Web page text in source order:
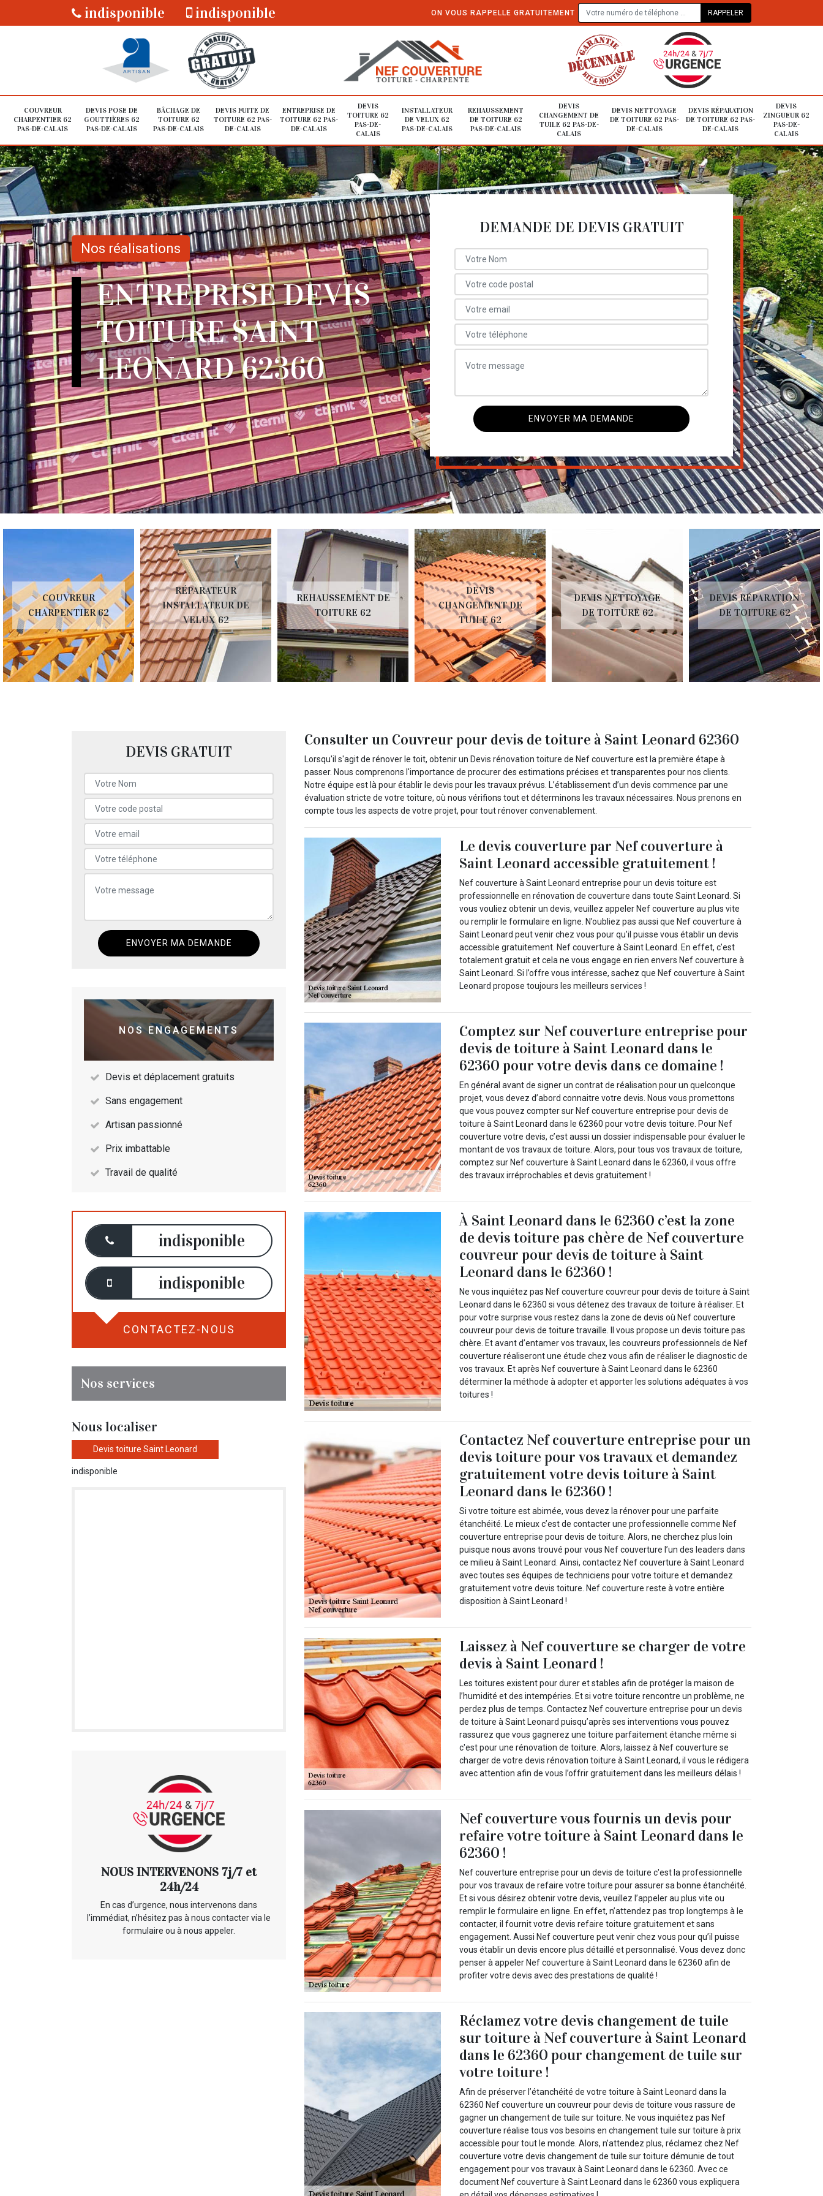
indisponible indisponible ON VOUS RAPPELLE GRATUITEMENT
COUVREUR
CHARPENTIER 62
PAS-DE-CALAIS
DEVIS POSE DE
GOUTTIÈRES 62
PAS-DE-CALAIS
BÂCHAGE DE
TOITURE 62
PAS-DE-CALAIS
DEVIS FUITE DE
TOITURE 62 PAS-
DE-CALAIS
ENTREPRISE DE
TOITURE 62 PAS-
DE-CALAIS
DEVIS
TOITURE 62
PAS-DE-
CALAIS
INSTALLATEUR
DE VELUX 62
PAS-DE-CALAIS
REHAUSSEMENT
DE TOITURE 62
PAS-DE-CALAIS
DEVIS
CHANGEMENT DE
TUILE 62 PAS-DE-
CALAIS
DEVIS NETTOYAGE
DE TOITURE 62 PAS-
DE-CALAIS
DEVIS RÉPARATION
DE TOITURE 62 PAS-
DE-CALAIS
DEVIS
ZINGUEUR 62
PAS-DE-
CALAIS
Nos réalisations
ENTREPRISE DEVIS
TOITURE SAINT
LEONARD 62360
DEMANDE DE DEVIS GRATUIT
COUVREUR
CHARPENTIER 62
RÉPARATEUR
INSTALLATEUR DE
VELUX 62
REHAUSSEMENT DE
TOITURE 62
DEVIS
CHANGEMENT DE
TUILE 62
DEVIS NETTOYAGE
DE TOITURE 62
DEVIS RÉPARATION
DE TOITURE 62
DEVIS GRATUIT
NOS ENGAGEMENTS
Devis et déplacement gratuits
Sans engagement
Artisan passionné
Prix imbattable
Travail de qualité
indisponible
indisponible
CONTACTEZ-NOUS
Nos services
Nous localiser
Devis toiture Saint Leonard
indisponible
NOUS INTERVENONS 7j/7 et
24h/24
En cas d’urgence, nous intervenons dans
l’immédiat, n’hésitez pas à nous contacter via le
formulaire ou à nous appeler.
Consulter un Couvreur pour devis de toiture à Saint Leonard 62360
Lorsqu'il s'agit de rénover le toit, obtenir un Devis rénovation toiture de Nef couverture est la première étape à
passer. Nous comprenons l'importance de procurer des estimations précises et transparentes pour nos clients.
Notre équipe est là pour établir le devis pour les travaux prévus. L’établissement d’un devis commence par une
évaluation stricte de votre toiture, où nous vérifions tout et déterminons les travaux nécessaires. Nous prenons en
compte tous les aspects de votre projet, pour tout rénover convenablement.
Le devis couverture par Nef couverture à
Saint Leonard accessible gratuitement !
Nef couverture à Saint Leonard entreprise pour un devis toiture est
professionnelle en rénovation de couverture dans toute Saint Leonard. Si
vous vouliez obtenir un devis, veuillez appeler Nef couverture au plus vite
ou remplir le formulaire en ligne. N’oubliez pas aussi que Nef couverture à
Saint Leonard peut venir chez vous pour qu’il puisse vous établir un devis
accessible gratuitement. Nef couverture à Saint Leonard. En effet, c’est
totalement gratuit et cela ne vous engage en rien envers Nef couverture à
Saint Leonard. Si l’offre vous intéresse, sachez que Nef couverture à Saint
Leonard propose toujours les meilleurs services !
Comptez sur Nef couverture entreprise pour
devis de toiture à Saint Leonard dans le
62360 pour votre devis dans ce domaine !
En général avant de signer un contrat de réalisation pour un quelconque
projet, vous devez d’abord connaitre votre devis. Nous vous promettons
que vous pouvez compter sur Nef couverture entreprise pour devis de
toiture à Saint Leonard dans le 62360 pour votre devis toiture. Pour Nef
couverture votre devis, c’est aussi un dossier indispensable pour évaluer le
montant de vos travaux de toiture. Alors, pour tous vos travaux de toiture,
comptez sur Nef couverture à Saint Leonard dans le 62360, il vous offre
des travaux irréprochables et devis gratuitement !
À Saint Leonard dans le 62360 c’est la zone
de devis toiture pas chère de Nef couverture
couvreur pour devis de toiture à Saint
Leonard dans le 62360 !
Ne vous inquiétez pas Nef couverture couvreur pour devis de toiture à Saint
Leonard dans le 62360 si vous détenez des travaux de toiture à réaliser. Et
pour votre surprise vous restez dans la zone de devis où Nef couverture
couvreur pour devis de toiture travaille. Il vous propose un devis toiture pas
chère. Et avant d’entamer vos travaux, les couvreurs professionnels de Nef
couverture réaliseront une étude chez vous afin de réaliser le diagnostic de
vos travaux. Et après Nef couverture à Saint Leonard dans le 62360
déterminer la méthode à adopter et apporter les solutions adéquates à vos
toitures !
Contactez Nef couverture entreprise pour un
devis toiture pour vos travaux et demandez
gratuitement votre devis toiture à Saint
Leonard dans le 62360 !
Si votre toiture est abimée, vous devez la rénover pour une parfaite
étanchéité. Le mieux c’est de contacter une professionnelle comme Nef
couverture entreprise pour devis de toiture. Alors, ne cherchez plus loin
puisque nous avons trouvé pour vous Nef couverture l’un des leaders dans
ce milieu à Saint Leonard. Ainsi, contactez Nef couverture à Saint Leonard
avec toutes ses équipes de techniciens pour votre toiture et demandez
gratuitement votre devis toiture. Nef couverture reste à votre entière
disposition à Saint Leonard !
Laissez à Nef couverture se charger de votre
devis à Saint Leonard !
Les toitures existent pour durer et stables afin de protéger la maison de
l’humidité et des intempéries. Et si votre toiture rencontre un problème, ne
perdez plus de temps. Contactez Nef couverture entreprise pour un devis
de toiture à Saint Leonard puisqu’après ses interventions vous pouvez
rassurez que vous gagnerez une toiture parfaitement étanche même si
c'est pour une rénovation de toiture. Alors, laissez à Nef couverture se
charger de votre devis rénovation toiture à Saint Leonard, il vous le rédigera
avec attention afin de vous l’offrir gratuitement dans les meilleurs délais !
Nef couverture vous fournis un devis pour
refaire votre toiture à Saint Leonard dans le
62360 !
Nef couverture entreprise pour un devis de toiture c'est la professionnelle
pour vos travaux de refaire votre toiture pour assurer sa bonne étanchéité.
Et si vous désirez obtenir votre devis, veuillez l’appeler au plus vite ou
remplir le formulaire en ligne. En effet, n’attendez pas trop longtemps à le
contacter, il fournit votre devis refaire toiture gratuitement et sans
engagement. Aussi Nef couverture peut venir chez vous pour qu’il puisse
vous établir un devis encore plus détaillé et personnalisé. Vous devez donc
penser à appeler Nef couverture à Saint Leonard dans le 62360 afin de
profiter votre devis avec des prestations de qualité !
Réclamez votre devis changement de tuile
sur toiture à Nef couverture à Saint Leonard
dans le 62360 pour changement de tuile sur
votre toiture !
Afin de préserver l’étanchéité de votre toiture à Saint Leonard dans la
62360 Nef couverture un couvreur pour devis de toiture vous rassure de
gagner un changement de tuile sur toiture. Ne vous inquiétez pas Nef
couverture réalise tous vos besoins en changement tuile sur toiture à prix
accessible pour tout le monde. Alors, n’attendez plus, réclamez chez Nef
couverture votre devis changement de tuile sur toiture démunie de tout
engagement pour vos travaux à Saint Leonard dans le 62360. Avec ce
document Nef couverture à Saint Leonard dans le 62360 vous expliquera